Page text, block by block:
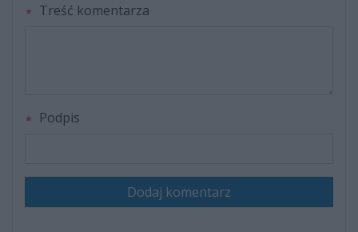
Treść komentarza
Podpis
Dodaj komentarz